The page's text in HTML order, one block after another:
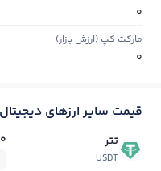
0
مارکت کپ (ارزش بازار)
0
قیمت سایر ارزهای دیجیتال
تتر
USDT